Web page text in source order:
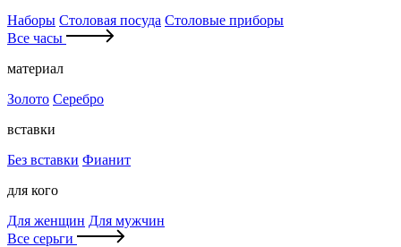
Наборы Столовая посуда Столовые приборы
Все часы
материал
Золото Серебро
вставки
Без вставки Фианит
для кого
Для женщин Для мужчин
Все серьги